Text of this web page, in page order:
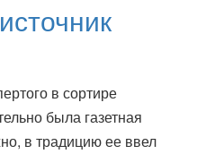
в сортире
была газетная
в традицию ее ввел